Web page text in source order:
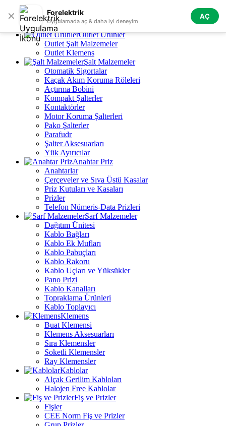
✕ Forelektrik
Uygulamada aç & daha iyi deneyim
AÇ
Skip to navigation Skip to main content
Tüm Kategoriler
Outlet Ürünler
Outlet Şalt Malzemeler
Outlet Klemens
Şalt Malzemeler
Otomatik Sigortalar
Kaçak Akım Koruma Röleleri
Açtırma Bobini
Kompakt Şalterler
Kontaktörler
Motor Koruma Şalterleri
Pako Şalterler
Parafudr
Şalter Aksesuarları
Yük Ayırıcılar
Anahtar Priz
Anahtarlar
Çerçeveler ve Sıva Üstü Kasalar
Priz Kutuları ve Kasaları
Prizler
Telefon Nümeris-Data Prizleri
Sarf Malzemeler
Dağıtım Ünitesi
Kablo Bağları
Kablo Ek Mufları
Kablo Pabuçları
Kablo Rakoru
Kablo Uçları ve Yüksükler
Pano Prizi
Kablo Kanalları
Topraklama Ürünleri
Kablo Toplayıcı
Klemens
Buat Klemensi
Klemens Aksesuarları
Sıra Klemensler
Soketli Klemensler
Ray Klemensler
Kablolar
Alçak Gerilim Kabloları
Halojen Free Kablolar
Fiş ve Prizler
Fişler
CEE Norm Fiş ve Prizler